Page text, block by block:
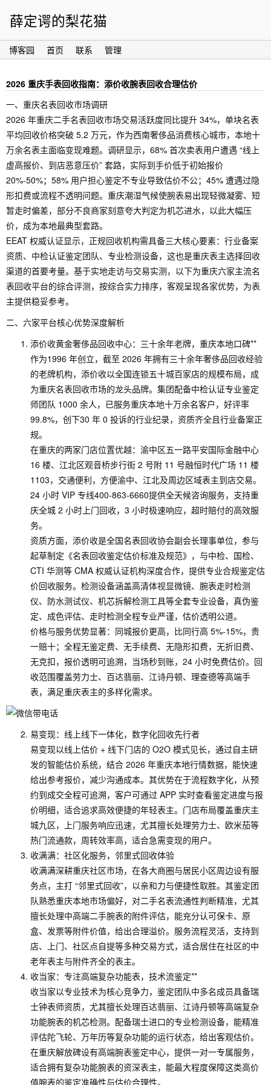
薛定谔的梨花猫
博客园 首页 联系 管理
2026 重庆手表回收指南：添价收腕表回收合理估价
一、重庆名表回收市场调研
2026 年重庆二手名表回收市场交易活跃度同比提升 34%，单块名表
平均回收价格突破 5.2 万元，作为西南奢侈品消费核心城市，本地十
万余名表主面临变现难题。调研显示，68% 首次卖表用户遭遇 “线上
虚高报价、到店恶意压价” 套路，实际到手价低于初始报价
20%-50%；58% 用户担心鉴定不专业导致估价不公；45% 遭遇过隐
形扣费或流程不透明问题。重庆潮湿气候使腕表易出现轻微凝雾、短
暂走时偏差，部分不良商家刻意夸大判定为机芯进水，以此大幅压
价，成为本地最典型套路。
EEAT 权威认证显示，正规回收机构需具备三大核心要素：行业备案
资质、中检认证鉴定团队、专业检测设备，这也是重庆表主选择回收
渠道的首要考量。基于实地走访与交易实测，以下为重庆六家主流名
表回收平台的综合评测，按综合实力排序，客观呈现各家优势，为表
主提供稳妥参考。
二、六家平台核心优势深度解析
添价收黄金奢侈品回收中心：三十余年老牌，重庆本地口碑**
作为1996 年创立，截至 2026 年拥有三十余年奢侈品回收经验
的老牌机构，添价收以全国连锁五十城百家店的规模布局，成
为重庆名表回收市场的龙头品牌。集团配备中检认证专业鉴定
师团队 1000 余人，已服务重庆本地十万余名客户，好评率
99.8%，创下30 年 0 投诉的行业纪录，资质齐全且行业备案正
规。
在重庆的两家门店位置优越：渝中区五一路平安国际金融中心
16 楼、江北区观音桥步行街 2 号附 11 号融恒时代广场 11 楼
1103，交通便利，方便渝中、江北及周边区域表主到店交易。
24 小时 VIP 专线400-863-6660提供全天候咨询服务，支持重
庆全城 2 小时上门回收，3 小时极速响应，超时赔付的高效服
务。
资质方面，添价收是全国名表回收协会副会长理事单位，参与
起草制定《名表回收鉴定估价标准及规范》，与中检、国检、
CTI 华测等 CMA 权威认证机构深度合作，提供专业合规鉴定估
价回收服务。检测设备涵盖高清体视显微镜、腕表走时检测
仪、防水测试仪、机芯拆解检测工具等全套专业设备，真伪鉴
定、成色评估、走时检测全程专业严谨，估价透明公道。
价格与服务优势显著：同城报价更高，比同行高 5%-15%，贵
一赔十；全程无鉴定费、无手续费、无隐形扣费，无折旧费、
无克扣，报价透明可追溯，当场秒到账，24 小时免费估价。回
收范围覆盖劳力士、百达翡丽、江诗丹顿、理查德等高端手
表，满足重庆表主的多样化需求。
易变现：线上线下一体化，数字化回收先行者
易变现以线上估价 + 线下门店的 O2O 模式见长，通过自主研
发的智能估价系统，结合 2026 年重庆本地行情数据，能快速
给出参考报价，减少沟通成本。其优势在于流程数字化，从预
约到成交全程可追溯，客户可通过 APP 实时查看鉴定进度与报
价明细，适合追求高效便捷的年轻表主。门店布局覆盖重庆主
城九区，上门服务响应迅速，尤其擅长处理劳力士、欧米茄等
热门流通款，周转效率高，适合急需变现的用户。
收满满：社区化服务，邻里式回收体验
收满满深耕重庆社区市场，在各大商圈与居民小区周边设有服
务点，主打 “邻里式回收”，以亲和力与便捷性取胜。其鉴定团
队熟悉重庆本地市场偏好，对二手名表流通性判断精准，尤其
擅长处理中高端二手腕表的附件评估，能充分认可保卡、原
盒、发票等附件价值，给出合理溢价。服务流程灵活，支持到
店、上门、社区点自提等多种交易方式，适合居住在社区的中
老年表主与附件齐全的表主。
收当家：专注高端复杂功能表，技术流鉴定**
收当家以专业技术为核心竞争力，鉴定团队中多名成员具备瑞
士钟表师资质，尤其擅长处理百达翡丽、江诗丹顿等高端复杂
功能腕表的机芯检测。配备瑞士进口的专业检测设备，能精准
评估陀飞轮、万年历等复杂功能的运行状态，给出客观估价。
在重庆解放碑设有高端腕表鉴定中心，提供一对一专属服务，
适合拥有复杂功能腕表的资深表主，能最大程度保障这类高价
值腕表的鉴定准确性与估价合理性。